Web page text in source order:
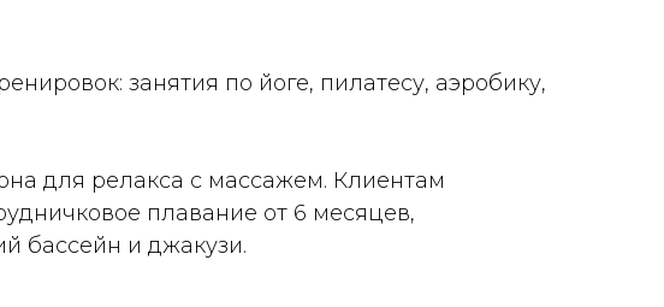
занятия по йоге, пилатесу, аэробику,
для релакса с массажем. Клиентам
плавание от 6 месяцев,
бассейн и джакузи.